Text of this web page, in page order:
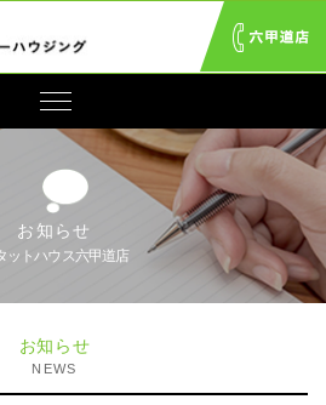
お知らせ
ットハウス六甲道店
お知らせ
NEWS